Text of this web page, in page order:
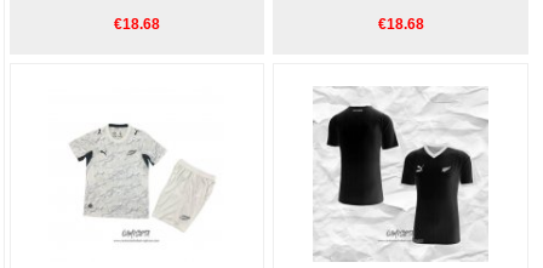
€18.68 €18.68